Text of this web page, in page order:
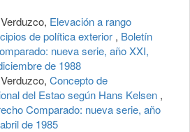
Elevación a rango
de política exterior , Boletín
nueva serie, año XXI,
de 1988
Concepto de
del Estao según Hans Kelsen ,
Comparado: nueva serie, año
de 1985